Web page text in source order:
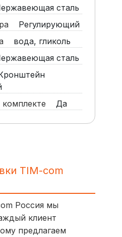
сталь
Регулирующий
вода, гликоль
сталь
комплекте
Да
TIM-com
Россия мы
клиент
предлагаем